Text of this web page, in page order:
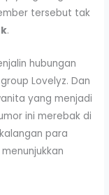
tersebut tak
.
hubungan
Lovelyz. Dan
yang menjadi
ini merebak di
para